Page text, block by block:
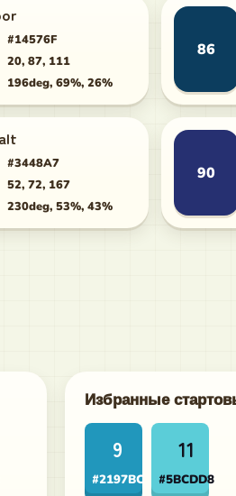
#14576F
20, 87, 111
196deg, 69%, 26%
86
#3448A7
52, 72, 167
230deg, 53%, 43%
90
Избранные
9
#2197BC
11
#5BCDD8